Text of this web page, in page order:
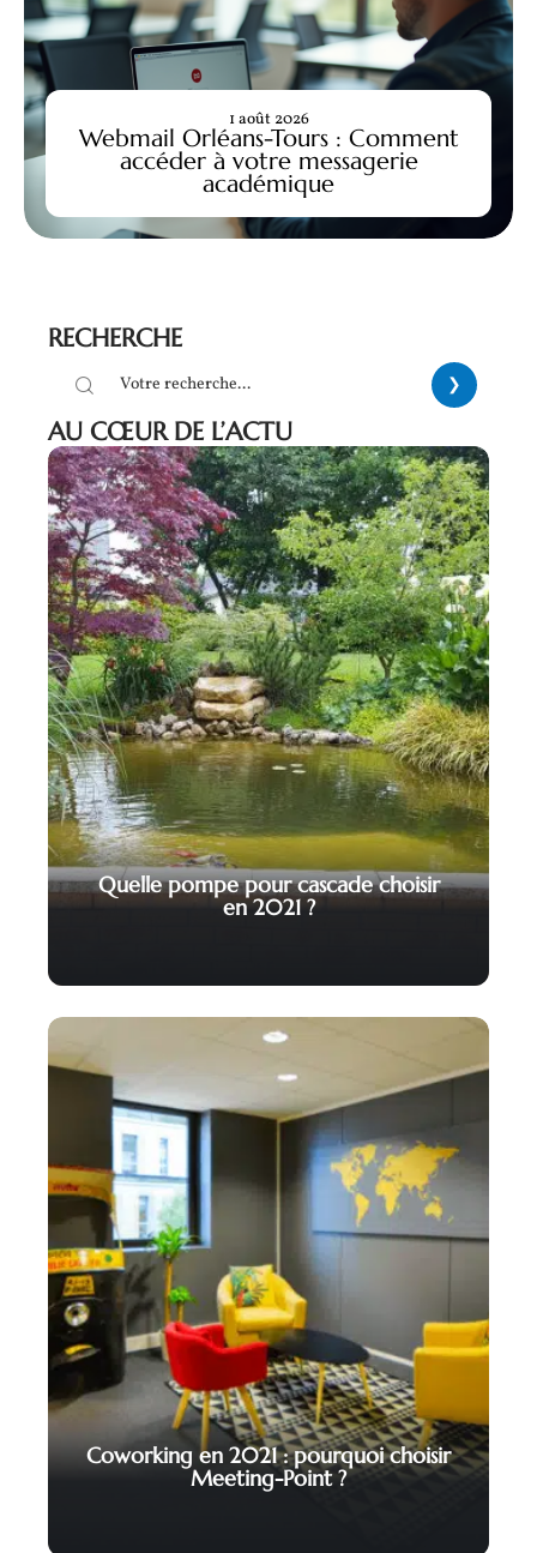
Webmail Orléans-Tours : Comment
accéder à votre messagerie
académique
1 août 2026
RECHERCHE
AU CŒUR DE L’ACTU
Quelle pompe pour cascade choisir
en 2021 ?
Coworking en 2021 : pourquoi choisir
Meeting-Point ?